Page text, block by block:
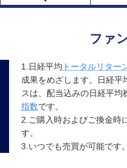
ファ
1.日経平均 トータルリター
成果をめざします。日経平
スは、配当込みの日経平均
指数です。
2.ご購入時およびご換金時
す。
3.いつでも売買が可能です。